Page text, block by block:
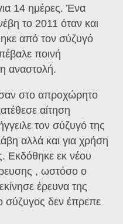
14 ημέρες. Ένα
το 2011 όταν και
από τον σύζυγό
ποινή
αναστολή.
στο απροχώρητο
αίτηση
τον σύζυγό της
αλλά και για χρήση
Εκδόθηκε εκ νέου
, ωστόσο ο
έρευνα της
σύζυγος δεν έπρεπε